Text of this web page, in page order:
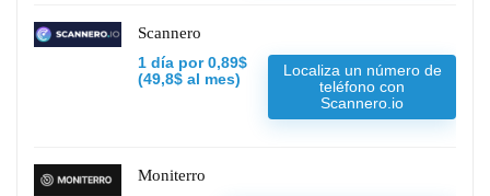
Scannero
1 día por 0,89$
(49,8$ al mes)
Localiza un número de
teléfono con
Scannero.io
Moniterro